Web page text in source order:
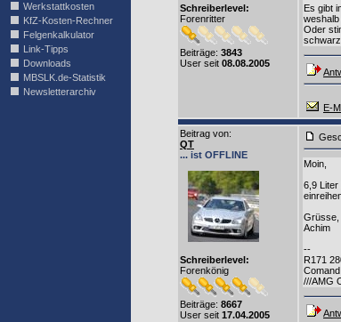
Werkstattkosten
KfZ-Kosten-Rechner
Felgenkalkulator
Link-Tipps
Downloads
MBSLK.de-Statistik
Newsletterarchiv
Schreiberlevel:
Forenritter
Beiträge: 3843
User seit 08.08.2005
Es gibt
weshalb
Oder
E-
Beitrag von:
QT
... ist OFFLINE
Schreiberlevel:
Forenkönig
Beiträge: 8667
User seit 17.04.2005
Moin,
6,9 Liter
Grüsse,
Achim
--
R171
///AMG